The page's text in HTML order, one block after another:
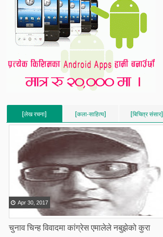
[लेख रचना]
[VERTICAL]
[RECENT][5]
[कला-साहित्य]
[VERTICAL]
[बिचित्र संसार]
[VERTICAL]
[RECENT][5]
चुनाव चिन्ह विवादमा कांग्रेस एमालेले नबुझेको कुरा
Apr 30 2017